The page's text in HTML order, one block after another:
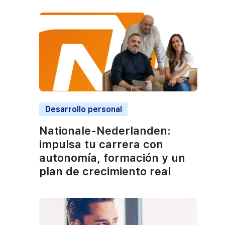
Desarrollo personal
Nationale-Nederlanden:
impulsa tu carrera con
autonomía, formación y un
plan de crecimiento real